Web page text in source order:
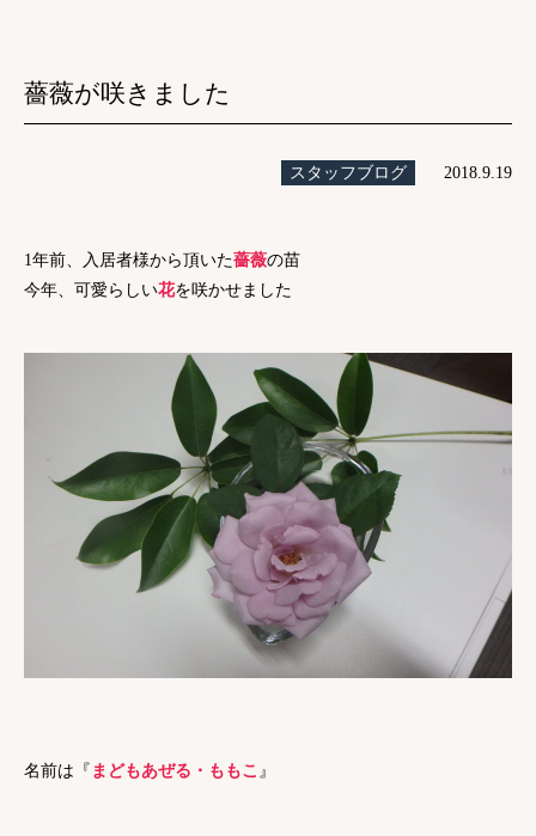
薔薇が咲きました
スタッフブログ 2018.9.19
1年前、入居者様から頂いた薔薇の苗
今年、可愛らしい花を咲かせました
名前は『 まどもあぜる・ももこ 』